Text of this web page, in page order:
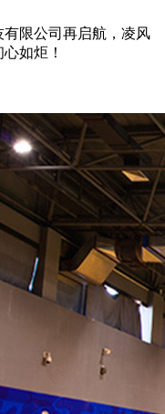
限公司再启航，凌风
如炬！